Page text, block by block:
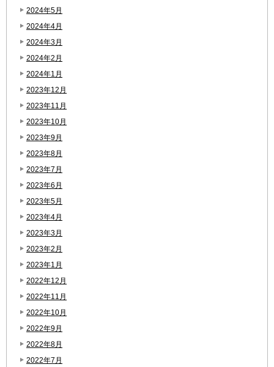
2024年5月
2024年4月
2024年3月
2024年2月
2024年1月
2023年12月
2023年11月
2023年10月
2023年9月
2023年8月
2023年7月
2023年6月
2023年5月
2023年4月
2023年3月
2023年2月
2023年1月
2022年12月
2022年11月
2022年10月
2022年9月
2022年8月
2022年7月